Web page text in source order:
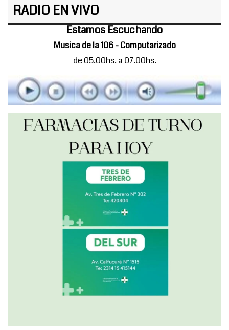
RADIO EN VIVO
Estamos Escuchando
Musica de la 106 - Computarizado
de 05.00hs. a 07.00hs.